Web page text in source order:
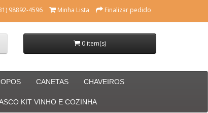
98892-4596 Minha Lista Finalizar pedido
0 item(s)
CANETAS CHAVEIROS
KIT VINHO E COZINHA